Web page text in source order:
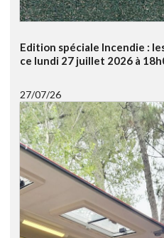
Edition spéciale Incendie :
ce lundi 27 juillet 2026 à
27/07/26